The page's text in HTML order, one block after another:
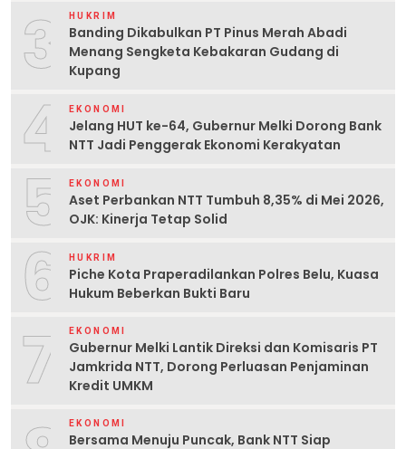
3 HUKRIM
Banding Dikabulkan PT Pinus Merah Abadi
Menang Sengketa Kebakaran Gudang di
Kupang
4 EKONOMI
Jelang HUT ke-64, Gubernur Melki Dorong Bank
NTT Jadi Penggerak Ekonomi Kerakyatan
5 EKONOMI
Aset Perbankan NTT Tumbuh 8,35% di Mei 2026,
OJK: Kinerja Tetap Solid
6 HUKRIM
Piche Kota Praperadilankan Polres Belu, Kuasa
Hukum Beberkan Bukti Baru
7 EKONOMI
Gubernur Melki Lantik Direksi dan Komisaris PT
Jamkrida NTT, Dorong Perluasan Penjaminan
Kredit UMKM
EKONOMI
Bersama Menuju Puncak, Bank NTT Siap